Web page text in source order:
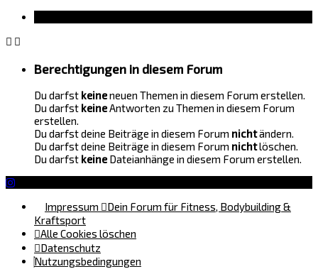
Berechtigungen in diesem Forum
Du darfst keineneuen Themen in diesem Forum erstellen.
Du darfst keineAntworten zu Themen in diesem Forum
erstellen.
Du darfst deine Beiträge in diesem Forum nichtändern.
Du darfst deine Beiträge in diesem Forum nichtlöschen.
Du darfst keine Dateianhänge in diesem Forum erstellen.
Impressum
Dein Forum für Fitness, Bodybuilding &
Kraftsport
Alle Cookies löschen
Datenschutz
Nutzungsbedingungen